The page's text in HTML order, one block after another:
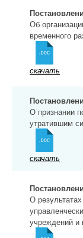
Об
временного
скачать
О признании
утратившим
скачать
О
учреждений и